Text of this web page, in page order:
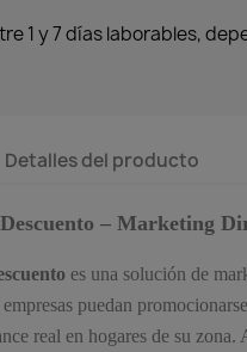
1 y 7 días laborables,
Detalles del producto
– Marketing
es una solución de
puedan
real en hogares de su